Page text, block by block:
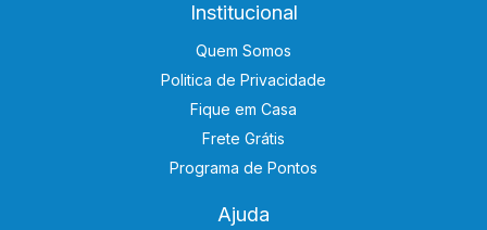
Institucional
Quem Somos
Politica de Privacidade
Fique em Casa
Frete Grátis
Programa de Pontos
Ajuda